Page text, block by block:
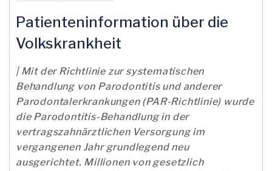
Patienteninformation über die
Volkskrankheit
| Mit der Richtlinie zur systematischen
Behandlung von Parodontitis und anderer
Parodontalerkrankungen (PAR-Richtlinie) wurde
die Parodontitis-Behandlung in der
vertragszahnärztlichen Versorgung im
vergangenen Jahr grundlegend neu
ausgerichtet. Millionen von gesetzlich